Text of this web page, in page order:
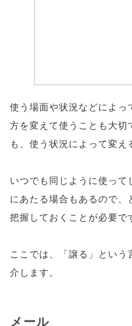
使う場面や状況などによ
方を変えて使うことも大切
も、使う状況によって変え
いつでも同じように使っ
にあたる場合もあるので
把握しておくことが必要で
ここでは、「譲る」とい
介します。
メール